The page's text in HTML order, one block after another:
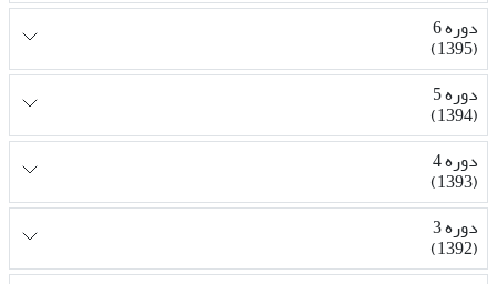
دوره 6
(1395)
دوره 5
(1394)
دوره 4
(1393)
دوره 3
(1392)